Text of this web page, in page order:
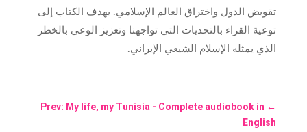
تقويض الدول واختراق العالم الإسلامي. يهدف الكتاب إلى
توعية القراء بالتحديات التي تواجهنا وتعزيز الوعي بالخطر
الذي يمثله الإسلام الشيعي الإيراني.
←
Prev: My life, my Tunisia - Complete audiobook in
English